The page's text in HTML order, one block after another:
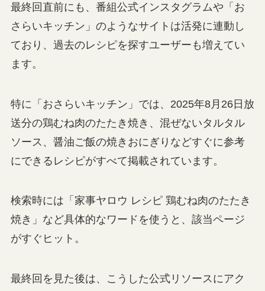
最終回直前にも、番組公式インスタグラムや「お
さらいキッチン」のようなサイトは活発に連動し
ており、過去のレシピを探すユーザーも増えてい
ます。
特に「おさらいキッチン」では、2025年8月26日放
送分の鶏むね肉のたたき焼き、混ぜないタルタル
ソース、醤油ご飯の焼きおにぎりなどすぐに参考
にできるレシピがすべて掲載されています。
検索時には「家事ヤロウ レシピ 鶏むね肉のたたき
焼き」など具体的なワードを使うと、該当ページ
がすぐヒット。
最終回を見た後は、こうした公式リソースにアク